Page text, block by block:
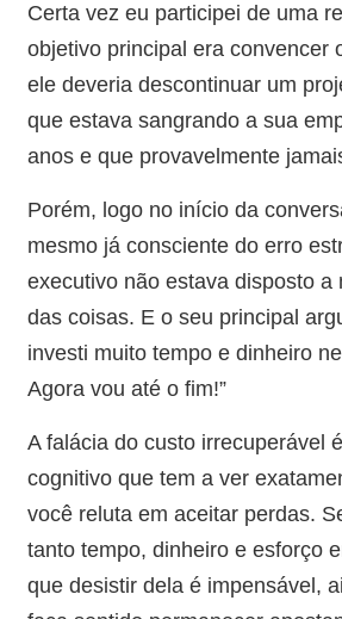
Certa vez eu participei de uma
objetivo principal era convencer
ele deveria descontinuar um
que estava sangrando a sua
anos e que provavelmente
Porém, logo no início da
mesmo já consciente do erro
executivo não estava disposto a
das coisas. E o seu principal
investi muito tempo e dinheiro
Agora vou até o fim!”
A falácia do custo irrecuperável
cognitivo que tem a ver
você reluta em aceitar perdas.
tanto tempo, dinheiro e esforço
que desistir dela é impensável,